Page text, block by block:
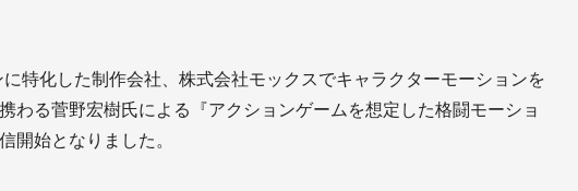
特化した制作会社、株式会社モックスでキャラクターモーションを
わる菅野宏樹氏による『アクションゲームを想定した格闘モーショ
開始となりました。